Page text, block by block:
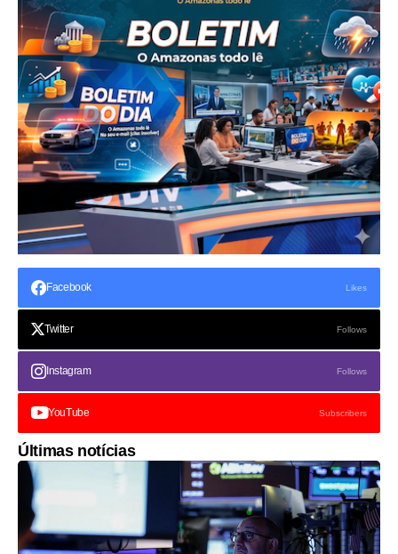
Facebook Likes
Twitter Follows
Instagram Follows
YouTube Subscribers
Últimas notícias